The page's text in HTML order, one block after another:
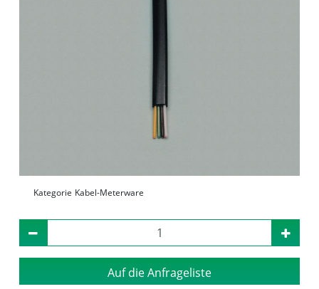
Kategorie Kabel-Meterware
Auf die Anfrageliste